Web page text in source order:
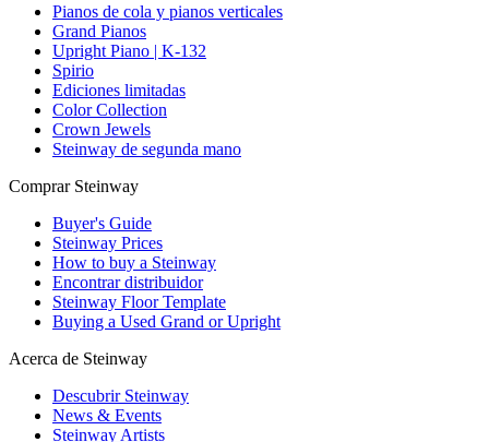
Pianos de cola y pianos verticales
Grand Pianos
Upright Piano | K-132
Spirio
Ediciones limitadas
Color Collection
Crown Jewels
Steinway de segunda mano
Comprar Steinway
Buyer's Guide
Steinway Prices
How to buy a Steinway
Encontrar distribuidor
Steinway Floor Template
Buying a Used Grand or Upright
Acerca de Steinway
Descubrir Steinway
News & Events
Steinway Artists